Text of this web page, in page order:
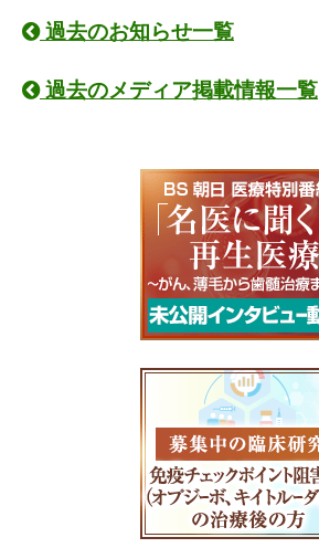
過去のお知らせ一覧
過去のメディア掲載情報一覧